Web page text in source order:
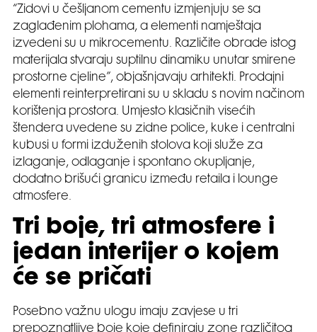
“Zidovi u češljanom cementu izmjenjuju se sa
zaglađenim plohama, a elementi namještaja
izvedeni su u mikrocementu. Različite obrade istog
materijala stvaraju suptilnu dinamiku unutar smirene
prostorne cjeline”, objašnjavaju arhitekti. Prodajni
elementi reinterpretirani su u skladu s novim načinom
korištenja prostora. Umjesto klasičnih visećih
štendera uvedene su zidne police, kuke i centralni
kubusi u formi izduženih stolova koji služe za
izlaganje, odlaganje i spontano okupljanje,
dodatno brišući granicu između retaila i lounge
atmosfere.
Tri boje, tri atmosfere i
jedan interijer o kojem
će se pričati
Posebno važnu ulogu imaju zavjese u tri
prepoznatljive boje koje definiraju zone različitog